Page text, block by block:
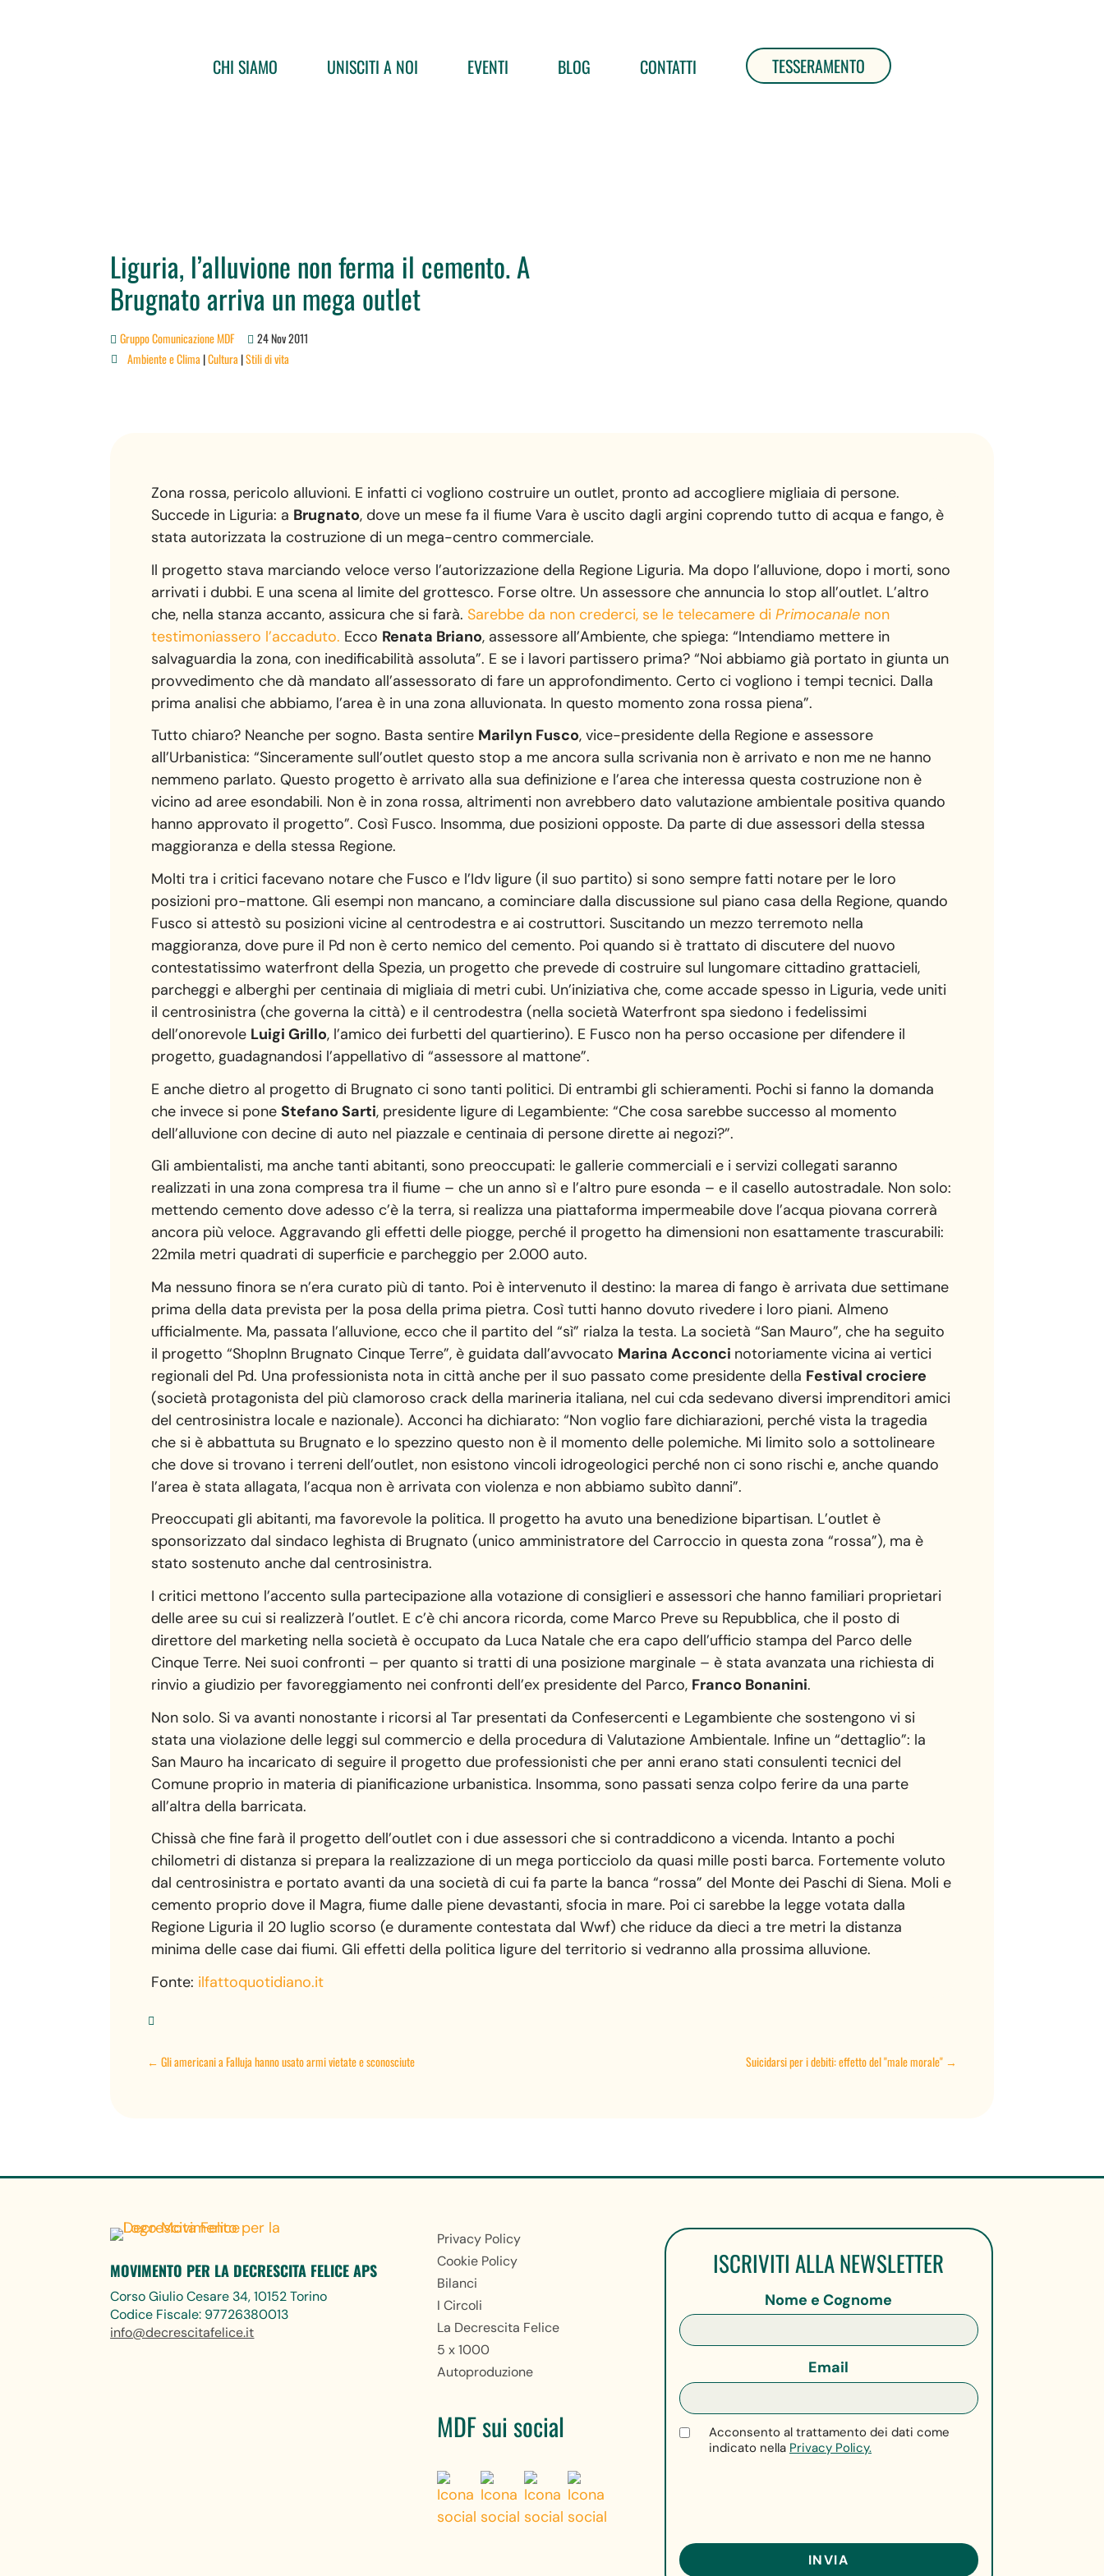
CHI SIAMO UNISCITI A NOI EVENTI BLOG CONTATTI TESSERAMENTO
Liguria, l’alluvione non ferma il cemento. A
Brugnato arriva un mega outlet
Gruppo Comunicazione MDF 24 Nov 2011
 Ambiente e Clima|Cultura|Stili di vita
Zona rossa, pericolo alluvioni. E infatti ci vogliono costruire un outlet, pronto ad accogliere migliaia di persone.
Succede in Liguria: a Brugnato, dove un mese fa il fiume Vara è uscito dagli argini coprendo tutto di acqua e fango, è
stata autorizzata la costruzione di un mega-centro commerciale.
Il progetto stava marciando veloce verso l’autorizzazione della Regione Liguria. Ma dopo l’alluvione, dopo i morti, sono
arrivati i dubbi. E una scena al limite del grottesco. Forse oltre. Un assessore che annuncia lo stop all’outlet. L’altro
che, nella stanza accanto, assicura che si farà.Sarebbe da non crederci, se le telecamere diPrimocanale non
testimoniassero l’accaduto. Ecco Renata Briano, assessore all’Ambiente, che spiega: “Intendiamo mettere in
salvaguardia la zona, con inedificabilità assoluta”. E se i lavori partissero prima? “Noi abbiamo già portato in giunta un
provvedimento che dà mandato all’assessorato di fare un approfondimento. Certo ci vogliono i tempi tecnici. Dalla
prima analisi che abbiamo, l’area è in una zona alluvionata. In questo momento zona rossa piena”.
Tutto chiaro? Neanche per sogno. Basta sentire Marilyn Fusco, vice-presidente della Regione e assessore
all’Urbanistica: “Sinceramente sull’outlet questo stop a me ancora sulla scrivania non è arrivato e non me ne hanno
nemmeno parlato. Questo progetto è arrivato alla sua definizione e l’area che interessa questa costruzione non è
vicino ad aree esondabili. Non è in zona rossa, altrimenti non avrebbero dato valutazione ambientale positiva quando
hanno approvato il progetto”. Così Fusco. Insomma, due posizioni opposte. Da parte di due assessori della stessa
maggioranza e della stessa Regione.
Molti tra i critici facevano notare che Fusco e l’Idv ligure (il suo partito) si sono sempre fatti notare per le loro
posizioni pro-mattone. Gli esempi non mancano, a cominciare dalla discussione sul piano casa della Regione, quando
Fusco si attestò su posizioni vicine al centrodestra e ai costruttori. Suscitando un mezzo terremoto nella
maggioranza, dove pure il Pd non è certo nemico del cemento. Poi quando si è trattato di discutere del nuovo
contestatissimo waterfront della Spezia, un progetto che prevede di costruire sul lungomare cittadino grattacieli,
parcheggi e alberghi per centinaia di migliaia di metri cubi. Un’iniziativa che, come accade spesso in Liguria, vede uniti
il centrosinistra (che governa la città) e il centrodestra (nella società Waterfront spa siedono i fedelissimi
dell’onorevole Luigi Grillo, l’amico dei furbetti del quartierino). E Fusco non ha perso occasione per difendere il
progetto, guadagnandosi l’appellativo di “assessore al mattone”.
E anche dietro al progetto di Brugnato ci sono tanti politici. Di entrambi gli schieramenti. Pochi si fanno la domanda
che invece si poneStefano Sarti, presidente ligure di Legambiente: “Che cosa sarebbe successo al momento
dell’alluvione con decine di auto nel piazzale e centinaia di persone dirette ai negozi?”.
Gli ambientalisti, ma anche tanti abitanti, sono preoccupati: le gallerie commerciali e i servizi collegati saranno
realizzati in una zona compresa tra il fiume – che un anno sì e l’altro pure esonda – e il casello autostradale. Non solo:
mettendo cemento dove adesso c’è la terra, si realizza una piattaforma impermeabile dove l’acqua piovana correrà
ancora più veloce. Aggravando gli effetti delle piogge, perché il progetto ha dimensioni non esattamente trascurabili:
22mila metri quadrati di superficie e parcheggio per 2.000 auto.
Ma nessuno finora se n’era curato più di tanto. Poi è intervenuto il destino: la marea di fango è arrivata due settimane
prima della data prevista per la posa della prima pietra. Così tutti hanno dovuto rivedere i loro piani. Almeno
ufficialmente. Ma, passata l’alluvione, ecco che il partito del “sì” rialza la testa. La società “San Mauro”, che ha seguito
il progetto “ShopInn Brugnato Cinque Terre”, è guidata dall’avvocato Marina Acconci notoriamente vicina ai vertici
regionali del Pd. Una professionista nota in città anche per il suo passato come presidente della Festival crociere
(società protagonista del più clamoroso crack della marineria italiana, nel cui cda sedevano diversi imprenditori amici
del centrosinistra locale e nazionale). Acconci ha dichiarato: “Non voglio fare dichiarazioni, perché vista la tragedia
che si è abbattuta su Brugnato e lo spezzino questo non è il momento delle polemiche. Mi limito solo a sottolineare
che dove si trovano i terreni dell’outlet, non esistono vincoli idrogeologici perché non ci sono rischi e, anche quando
l’area è stata allagata, l’acqua non è arrivata con violenza e non abbiamo subìto danni”.
Preoccupati gli abitanti, ma favorevole la politica. Il progetto ha avuto una benedizione bipartisan. L’outlet è
sponsorizzato dal sindaco leghista di Brugnato (unico amministratore del Carroccio in questa zona “rossa”), ma è
stato sostenuto anche dal centrosinistra.
I critici mettono l’accento sulla partecipazione alla votazione di consiglieri e assessori che hanno familiari proprietari
delle aree su cui si realizzerà l’outlet. E c’è chi ancora ricorda, come Marco Preve su Repubblica, che il posto di
direttore del marketing nella società è occupato da Luca Natale che era capo dell’ufficio stampa del Parco delle
Cinque Terre. Nei suoi confronti – per quanto si tratti di una posizione marginale – è stata avanzata una richiesta di
rinvio a giudizio per favoreggiamento nei confronti dell’ex presidente del Parco, Franco Bonanini.
Non solo. Si va avanti nonostante i ricorsi al Tar presentati da Confesercenti e Legambiente che sostengono vi si
stata una violazione delle leggi sul commercio e della procedura di Valutazione Ambientale. Infine un “dettaglio”: la
San Mauro ha incaricato di seguire il progetto due professionisti che per anni erano stati consulenti tecnici del
Comune proprio in materia di pianificazione urbanistica. Insomma, sono passati senza colpo ferire da una parte
all’altra della barricata.
Chissà che fine farà il progetto dell’outlet con i due assessori che si contraddicono a vicenda. Intanto a pochi
chilometri di distanza si prepara la realizzazione di un mega porticciolo da quasi mille posti barca. Fortemente voluto
dal centrosinistra e portato avanti da una società di cui fa parte la banca “rossa” del Monte dei Paschi di Siena. Moli e
cemento proprio dove il Magra, fiume dalle piene devastanti, sfocia in mare. Poi ci sarebbe la legge votata dalla
Regione Liguria il 20 luglio scorso (e duramente contestata dal Wwf) che riduce da dieci a tre metri la distanza
minima delle case dai fiumi. Gli effetti della politica ligure del territorio si vedranno alla prossima alluvione.
Fonte: ilfattoquotidiano.it

←Gli americani a Falluja hanno usato armi vietate e sconosciute Suicidarsi per i debiti: effetto del "male morale"→
MOVIMENTO PER LA DECRESCITA FELICE APS
Corso Giulio Cesare 34, 10152 Torino
Codice Fiscale: 97726380013
info@decrescitafelice.it
Privacy Policy
Cookie Policy
Bilanci
I Circoli
La Decrescita Felice
5 x 1000
Autoproduzione
MDF sui social
ISCRIVITI ALLA NEWSLETTER
Nome e Cognome
Email
Acconsento al trattamento dei dati come
indicato nella Privacy Policy.